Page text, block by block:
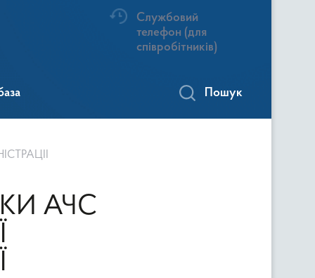
Службовий
телефон (для
співробітників)
Пошук
АЧС